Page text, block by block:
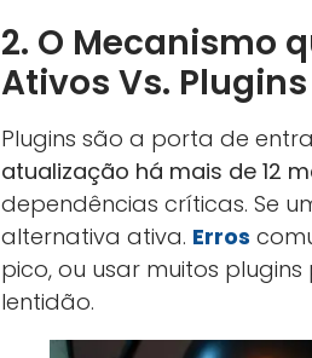
2. O Mecanismo
Ativos Vs.
Plugins são a porta de
atualização há mais de 12
dependências críticas. Se
alternativa ativa. Erros
pico, ou usar muitos
lentidão.